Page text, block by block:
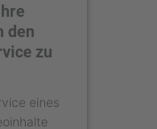
den
zu
eines